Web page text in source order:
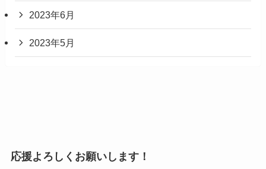
2023年6月
2023年5月
応援よろしくお願いします！